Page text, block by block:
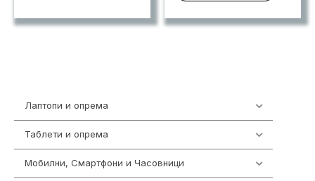
Лаптопи и опрема
Таблети и опрема
Мобилни, Смартфони и Часовници